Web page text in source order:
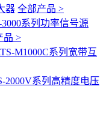
器 全部产品 >
3000系列功率信号源
品 >
M1000C系列宽带互
2000V系列高精度电压